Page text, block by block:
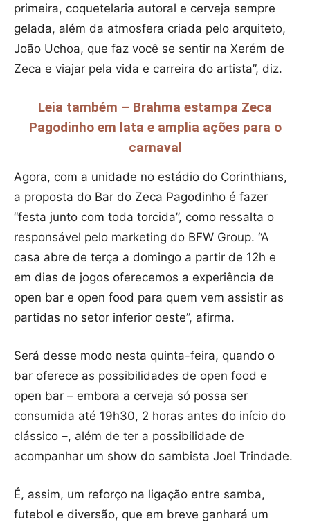
primeira, coquetelaria autoral e cerveja sempre
gelada, além da atmosfera criada pelo arquiteto,
João Uchoa, que faz você se sentir na Xerém de
Zeca e viajar pela vida e carreira do artista”, diz.
Leia também – Brahma estampa Zeca
Pagodinho em lata e amplia ações para o
carnaval
Agora, com a unidade no estádio do Corinthians,
a proposta do Bar do Zeca Pagodinho é fazer
“festa junto com toda torcida”, como ressalta o
responsável pelo marketing do BFW Group. “A
casa abre de terça a domingo a partir de 12h e
em dias de jogos oferecemos a experiência de
open bar e open food para quem vem assistir as
partidas no setor inferior oeste”, afirma.
Será desse modo nesta quinta-feira, quando o
bar oferece as possibilidades de open food e
open bar – embora a cerveja só possa ser
consumida até 19h30, 2 horas antes do início do
clássico –, além de ter a possibilidade de
acompanhar um show do sambista Joel Trindade.
É, assim, um reforço na ligação entre samba,
futebol e diversão, que em breve ganhará um